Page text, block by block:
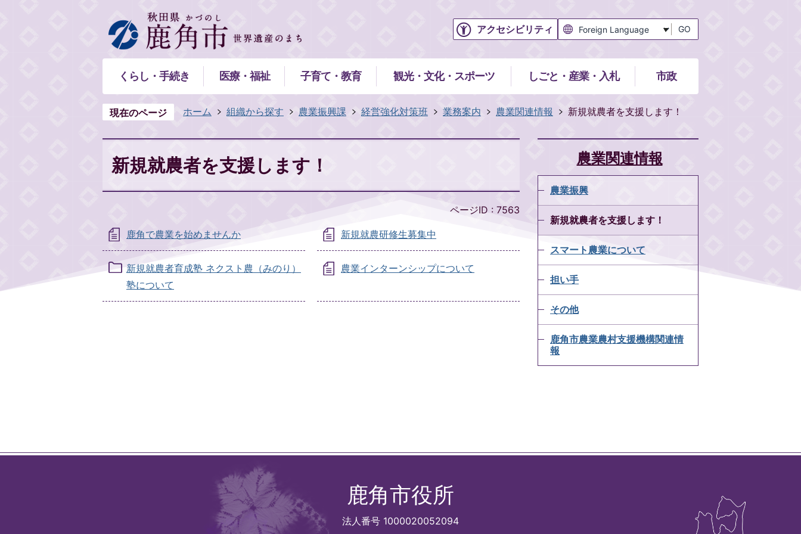
アクセシビリティ GO
くらし・手続き 医療・福祉 子育て・教育 観光・文化・スポーツ しごと・産業・入札 市政
現在のページ ホーム 組織から探す 農業振興課 経営強化対策班 業務案内 農業関連情報 新規就農者を支援します！
新規就農者を支援します！
ページID : 7563
鹿角で農業を始めませんか 新規就農研修生募集中
新規就農者育成塾 ネクスト農（みのり）
塾について
農業インターンシップについて
農業関連情報
農業振興
新規就農者を支援します！
スマート農業について
担い手
その他
鹿角市農業農村支援機構関連情
報
鹿角市役所
法人番号 1000020052094